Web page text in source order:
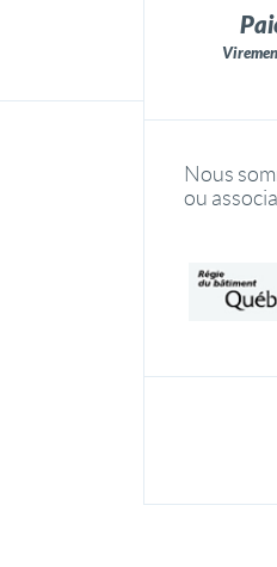
Nous
ou